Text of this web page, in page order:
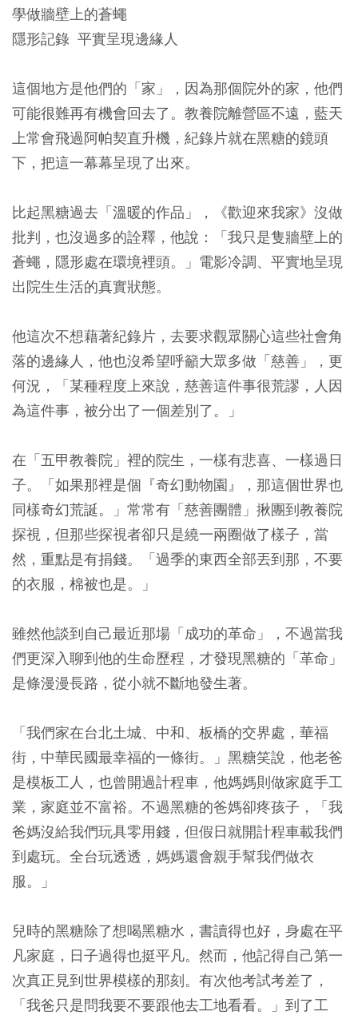
學做牆壁上的蒼蠅
隱形記錄 平實呈現邊緣人
這個地方是他們的「家」，因為那個院外的家，他們
可能很難再有機會回去了。教養院離營區不遠，藍天
上常會飛過阿帕契直升機，紀錄片就在黑糖的鏡頭
下，把這一幕幕呈現了出來。
比起黑糖過去「溫暖的作品」，《歡迎來我家》沒做
批判，也沒過多的詮釋，他說：「我只是隻牆壁上的
蒼蠅，隱形處在環境裡頭。」電影冷調、平實地呈現
出院生生活的真實狀態。
他這次不想藉著紀錄片，去要求觀眾關心這些社會角
落的邊緣人，他也沒希望呼籲大眾多做「慈善」，更
何況，「某種程度上來說，慈善這件事很荒謬，人因
為這件事，被分出了一個差別了。」
在「五甲教養院」裡的院生，一樣有悲喜、一樣過日
子。「如果那裡是個『奇幻動物園』，那這個世界也
同樣奇幻荒誕。」常常有「慈善團體」揪團到教養院
探視，但那些探視者卻只是繞一兩圈做了樣子，當
然，重點是有捐錢。「過季的東西全部丟到那，不要
的衣服，棉被也是。」
雖然他談到自己最近那場「成功的革命」，不過當我
們更深入聊到他的生命歷程，才發現黑糖的「革命」
是條漫漫長路，從小就不斷地發生著。
「我們家在台北土城、中和、板橋的交界處，華福
街，中華民國最幸福的一條街。」黑糖笑說，他老爸
是模板工人，也曾開過計程車，他媽媽則做家庭手工
業，家庭並不富裕。不過黑糖的爸媽卻疼孩子，「我
爸媽沒給我們玩具零用錢，但假日就開計程車載我們
到處玩。全台玩透透，媽媽還會親手幫我們做衣
服。」
兒時的黑糖除了想喝黑糖水，書讀得也好，身處在平
凡家庭，日子過得也挺平凡。然而，他記得自己第一
次真正見到世界模樣的那刻。有次他考試考差了，
「我爸只是問我要不要跟他去工地看看。」到了工